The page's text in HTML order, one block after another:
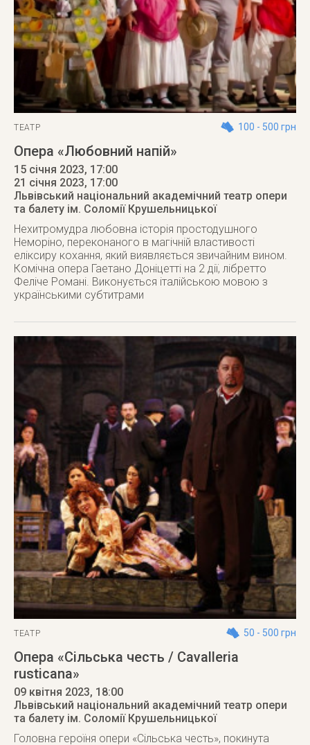
ТЕАТР 100 - 500 грн
Опера «Любовний напій»
15 січня 2023, 17:00
21 січня 2023, 17:00
Львівський національний академічний театр опери
та балету ім. Соломії Крушельницької
Нехитромудра любовна історія простодушного
Неморіно, переконаного в магічній властивості
еліксиру кохання, який виявляється звичайним вином.
Комічна опера Гаетано Доніцетті на 2 дії, лібретто
Феліче Романі. Виконується італійською мовою з
українськими субтитрами
ТЕАТР 50 - 500 грн
Опера «Сільська честь / Cavalleria
rusticana»
09 квітня 2023, 18:00
Львівський національний академічний театр опери
та балету ім. Соломії Крушельницької
Головна героїня опери «Сільська честь», покинута